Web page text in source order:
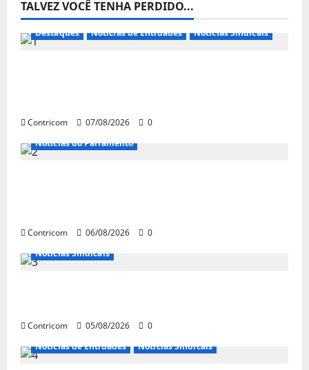
TALVEZ VOCÊ TENHA PERDIDO...
Destaques Notícias de Entidades Notícias Sindicais
Contricom 07/08/2026
0
Notícias do Parlamento
Contricom 06/08/2026
0
Notícias Sindicais
Contricom 05/08/2026
0
Notícias de Entidades
Notícias Sindicais